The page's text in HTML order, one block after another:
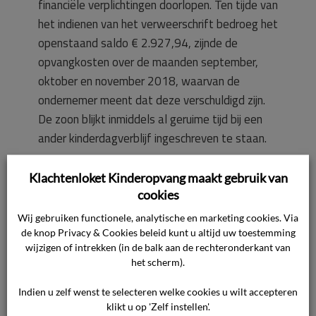
financiële verplichtingen doorlopen. Ten tijde van
het indienen van het verweerschrift bedroeg het
openstaand saldo € 2.927,94, zijnde de
opvangkosten over de maanden september,
oktober en november 2018, waarvan de
ondernemer meent dat deze verschuldigd zijn.
De zoon blijkt inmiddels al geruime tijd bij een
ander kinderdagverblijf ingeschreven te staan.
De stelling van de consument dat de
ondernemer de problemen pas in augustus
heeft onderkend en onmiddellijk het contract
heeft opgezegd, is onjuist. De ondernemer
heeft het contract niet beëindigd, maar alleen
is om te kijken of andere kinderdagverblijven
betere mogelijkheden kunnen bieden. Voor de
Klachtenloket Kinderopvang maakt gebruik van
cookies
Wij gebruiken functionele, analytische en marketing cookies. Via
de knop Privacy & Cookies beleid kunt u altijd uw toestemming
wijzigen of intrekken (in de balk aan de rechteronderkant van
het scherm).
Indien u zelf wenst te selecteren welke cookies u wilt accepteren
klikt u op 'Zelf instellen'.